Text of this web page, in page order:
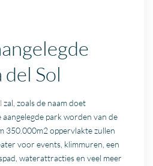
Sol
zal, zoals de naam doet
park worden van de
350.000m2 oppervlakte zullen
voor events, klimmuren, een
waterattracties en veel meer